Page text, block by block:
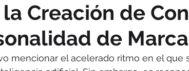
Creación de
de Marca
mencionar el acelerado ritmo en el que